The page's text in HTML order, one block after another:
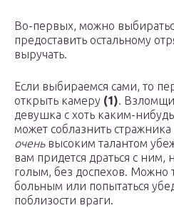
Во-первых, можно
предоставить остальному
выручать.
Если выбираемся сами, то
открыть камеру (1).
девушка с хоть каким-
может соблазнить
оченьвысоким талантом
вам придется драться с ним,
голым, без доспехов. Можно
больным или попытаться
поблизости враги.